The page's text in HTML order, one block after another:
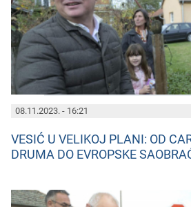
08.11.2023. - 16:21
VESIĆ U VELIKOJ PLANI: OD
DRUMA DO EVROPSKE